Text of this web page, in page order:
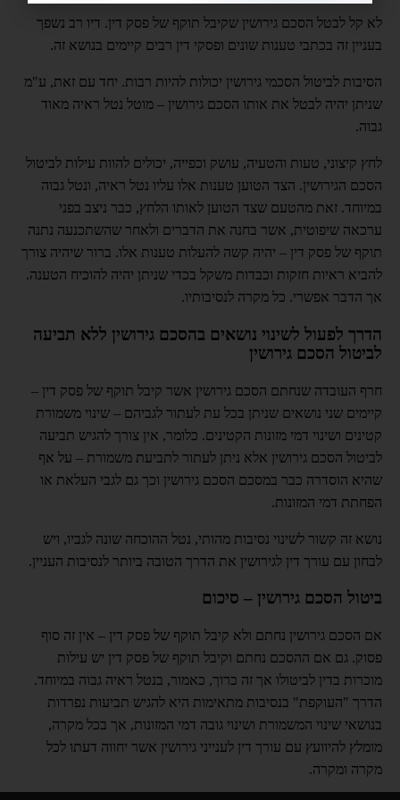
לא קל לבטל הסכם גירושין שקיבל תוקף של פסק דין. דיו רב נשפך
בעניין זה בכתבי טענות שונים ופסקי דין רבים קיימים בנושא זה.
הסיבות לביטול הסכמי גירושין יכולות להיות רבות. יחד עם זאת, ע"מ
שניתן יהיה לבטל את אותו הסכם גירושין – מוטל נטל ראיה מאוד
גבוה.
לחץ קיצוני, טעות והטעיה, עושק וכפייה, יכולים להוות עילות לביטול
הסכם הגירושין. הצד הטוען טענות אלו עליו נטל ראיה, ונטל גבוה
במיוחד. זאת מהטעם שצד הטוען לאותו הלחץ, כבר ניצב בפני
ערכאה שיפוטית, אשר בחנה את הדברים ולאחר שהשתכנעה נתנה
תוקף של פסק דין – יהיה קשה להעלות טענות אלו. ברור שיהיה צורך
להביא ראיות חזקות וכבדות משקל בכדי שניתן יהיה להוכיח הטענה.
אך הדבר אפשרי. כל מקרה לנסיבותיו.
הדרך לפעול לשינוי נושאים בהסכם גירושין ללא תביעה
לביטול הסכם גירושין
חרף העובדה שנחתם הסכם גירושין אשר קיבל תוקף של פסק דין –
קיימים שני נושאים שניתן בכל עת לעתור לגביהם – שינוי משמורת
קטינים ושינוי דמי מזונות הקטינים. כלומר, אין צורך להגיש תביעה
לביטול הסכם גירושין אלא ניתן לעתור לתביעת משמורת – על אף
שהיא הוסדרה כבר במסכם הסכם גירושין וכך גם לגבי העלאת או
הפחתת דמי המזונות.
נושא זה קשור לשינוי נסיבות מהותי, נטל ההוכחה שונה לגביו, ויש
לבחון עם עורך דין לגירושין את הדרך הטובה ביותר לנסיבות העניין.
ביטול הסכם גירושין – סיכום
אם הסכם גירושין נחתם ולא קיבל תוקף של פסק דין – אין זה סוף
פסוק. גם אם ההסכם נחתם וקיבל תוקף של פסק דין יש עילות
מוכרות בדין לביטולו אך זה כרוך, כאמור, בנטל ראיה גבוה במיוחד.
הדרך "העוקפת" בנסיבות מתאימות היא להגיש תביעות נפרדות
בנושאי שינוי המשמורת ושינוי גובה דמי המזונות, אך בכל מקרה,
מומלץ להיוועץ עם עורך דין לענייני גירושין אשר יחווה דעתו לכל
מקרה ומקרה.